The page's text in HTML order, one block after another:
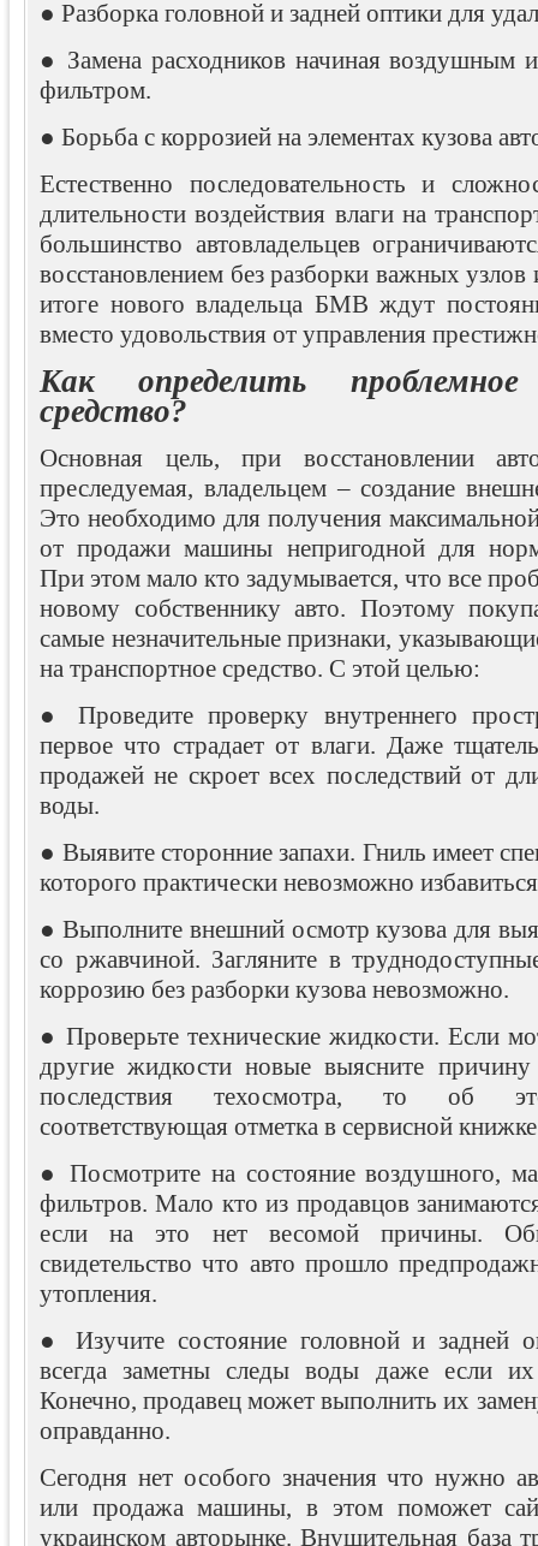
● Разборка головной и задней оптики для
● Замена расходников начиная воздушным
фильтром.
● Борьба с коррозией на элементах кузова
Естественно последовательность и
длительности воздействия влаги на
большинство автовладельцев
восстановлением без разборки важных
итоге нового владельца БМВ ждут
вместо удовольствия от управления
Как определить
средство?
Основная цель, при восстановлении
преследуемая, владельцем – создание
Это необходимо для получения
от продажи машины непригодной для
При этом мало кто задумывается, что все
новому собственнику авто. Поэтому
самые незначительные признаки,
на транспортное средство. С этой целью:
● Проведите проверку внутреннего
первое что страдает от влаги. Даже
продажей не скроет всех последствий от
воды.
● Выявите сторонние запахи. Гниль имеет
которого практически невозможно
● Выполните внешний осмотр кузова для
со ржавчиной. Загляните в
коррозию без разборки кузова невозможно.
● Проверьте технические жидкости. Если
другие жидкости новые выясните
последствия техосмотра, то об
соответствующая отметка в сервисной
● Посмотрите на состояние воздушного,
фильтров. Мало кто из продавцов
если на это нет весомой причины.
свидетельство что авто прошло
утопления.
● Изучите состояние головной и задней
всегда заметны следы воды даже если их
Конечно, продавец может выполнить их
оправданно.
Сегодня нет особого значения что нужно
или продажа машины, в этом поможет
украинском авторынке. Внушительная база